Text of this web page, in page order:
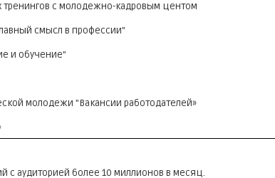
с молодежно-кадровым центом
смысл в профессии"
и обучение"
молодежи "Вакансии работодателей»
с аудиторией более 10 миллионов в месяц.